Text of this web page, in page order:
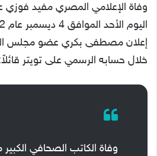
إعلان مصطفى بكري عضو مجلس
خلال حسابه الرسمي على تويتر
وفاة الكاتب الصحافي